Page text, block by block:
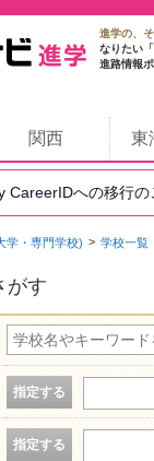
進学の、
なりたい
進路情報
関西 東
CareerIDへの移行
学・専門学校) 学校一覧
がす
指定する
指定する